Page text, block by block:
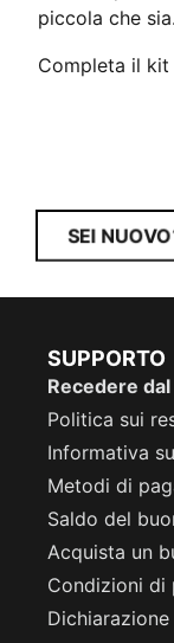
piccola che sia.
Completa il
SEI
SUPPORTO
Recedere
Politica sui
Informativa
Metodi di
Saldo del
Acquista un
Condizioni di